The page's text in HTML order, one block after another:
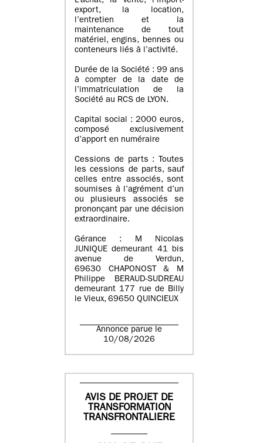
export, la location,
l’entretien et la
maintenance de tout
matériel, engins, bennes ou
conteneurs liés à l’activité.
Durée de la Société : 99 ans
à compter de la date de
l’immatriculation de la
Société au RCS de LYON.
Capital social : 2000 euros,
composé exclusivement
d’apport en numéraire
Cessions de parts : Toutes
les cessions de parts, sauf
celles entre associés, sont
soumises à l’agrément d’un
ou plusieurs associés se
prononçant par une décision
extraordinaire.
Gérance : M Nicolas
JUNIQUE demeurant 41 bis
avenue de Verdun,
69630 CHAPONOST & M
Philippe BERAUD-SUDREAU
demeurant 177 rue de Billy
le Vieux, 69650 QUINCIEUX
Annonce parue le
10/08/2026
AVIS DE PROJET DE
TRANSFORMATION
TRANSFRONTALIERE